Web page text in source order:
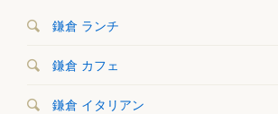
鎌倉 ランチ
鎌倉 カフェ
鎌倉 イタリアン